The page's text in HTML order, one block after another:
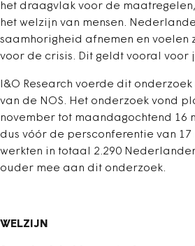
het draagvlak voor de
het welzijn van mensen.
saamhorigheid afnemen en voelen
voor de crisis. Dit geldt vooral voor
I&O Research voerde dit
van de NOS. Het onderzoek vond
november tot maandagochtend 16
dus vóór de persconferentie van 17
werkten in totaal 2.290
ouder mee aan dit onderzoek.
WELZIJN